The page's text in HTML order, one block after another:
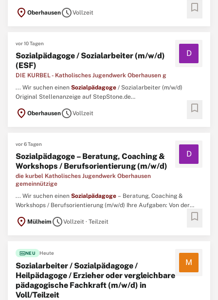
Maßnahme des Bundesministeriums für Arbeit und Soziales und der
Europäischen Union über den Europäischen Sozialfonds Plus
location_on OberhausenscheduleVollzeit bookmark
vor 10 Tagen
Sozialpädagoge / Sozialarbeiter (m/w/d)
(ESF)
DIE KURBEL - Katholisches Jugendwerk Oberhausen g
D
... Wir suchen einen Sozialpädagoge / Sozialarbeiter (m/w/d)
Original Stellenanzeige auf StepStone.de
location_on OberhausenscheduleVollzeit bookmark
vor 6 Tagen
Sozialpädagoge – Beratung, Coaching &
Workshops / Berufsorientierung (m/w/d)
die kurbel Katholisches Jugendwerk Oberhausen
gemeinnützige
D
... Wir suchen einen Sozialpädagoge – Beratung, Coaching &
Workshops / Berufsorientierung (m/w/d) Ihre Aufgaben: Von der
Projekte zu unterschiedlichen Themen, um Teilnehmende bei der
location_on Mülheim scheduleVollzeit · Teilzeit bookmark
fiber_newNEU Heute
Sozialarbeiter / Sozialpädagoge /
Heilpädagoge / Erzieher oder vergleichbare
pädagogische Fachkraft (m/w/d) in
Voll/Teilzeit
M